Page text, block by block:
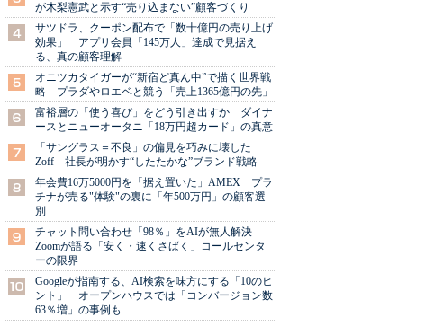
が木梨憲武と示す“売り込まない”顧客づくり
サツドラ、クーポン配布で「数十億円の売り上げ
効果」 アプリ会員「145万人」達成で見据え
る、真の顧客理解
オニツカタイガーが“新宿ど真ん中”で描く世界戦
略 プラダやロエベと競う「売上1365億円の先」
富裕層の「使う喜び」をどう引き出すか ダイナ
ースとニューオータニ「18万円超カード」の真意
「サングラス＝不良」の偏見を巧みに壊した
Zoff 社長が明かす“したたかな”ブランド戦略
年会費16万5000円を「据え置いた」AMEX プラ
チナが売る"体験"の裏に「年500万円」の顧客選
別
チャット問い合わせ「98％」をAIが無人解決
Zoomが語る「安く・速くさばく」コールセンタ
ーの限界
Googleが指南する、AI検索を味方にする「10のヒ
ント」 オープンハウスでは「コンバージョン数
63％増」の事例も